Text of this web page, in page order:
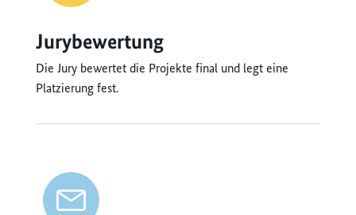
Jurybewertung
Die Jury bewertet die Projekte final und legt eine
Platzierung fest.